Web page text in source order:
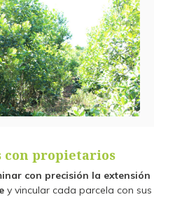
propietarios
con precisión la extensión
y vincular cada parcela con sus